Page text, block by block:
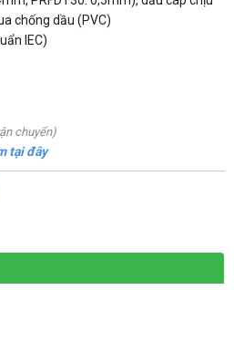
chống dầu (PVC)
IEC)
chuyển)
tại đây